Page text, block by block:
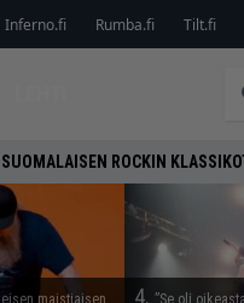
Inferno.fi Rumba.fi Tilt.fi
SUOMALAISEN ROCKIN
maistiaisen
4. ”Se oli